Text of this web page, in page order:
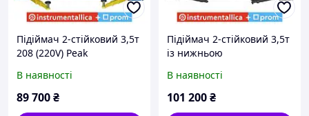
Підіймач 2-стійковий 3,5т
208 (220V) Peak
В наявності
89 700₴
Підіймач 2-стійковий 3,5т
із нижньою
TLTW-235SB-380 Launch
В наявності
101 200₴